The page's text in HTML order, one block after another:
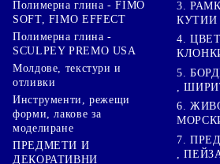
Полимерна глина - FIMO
SOFT, FIMO EFFECT
Полимерна глина -
SCULPEY PREMO USA
Молдове, текстури и
отливки
Инструменти, режещи
форми, лакове за
моделиране
ПРЕДМЕТИ И
ДЕКОРАТИВНИ
3.
КУТИИ
4.
5.
,
6.
7.
,